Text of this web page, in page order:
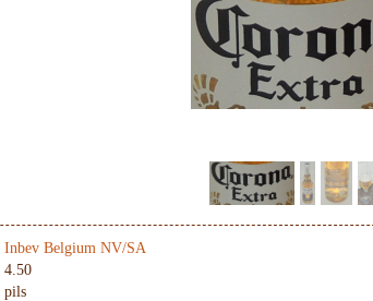
Inbev Belgium NV/SA
4.50
pils